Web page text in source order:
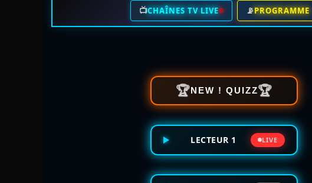
📺CHAÎNES TV LIVE 📡PROGRAMME
🏆NEW ! QUIZZ🏆
LECTEUR 1 LIVE